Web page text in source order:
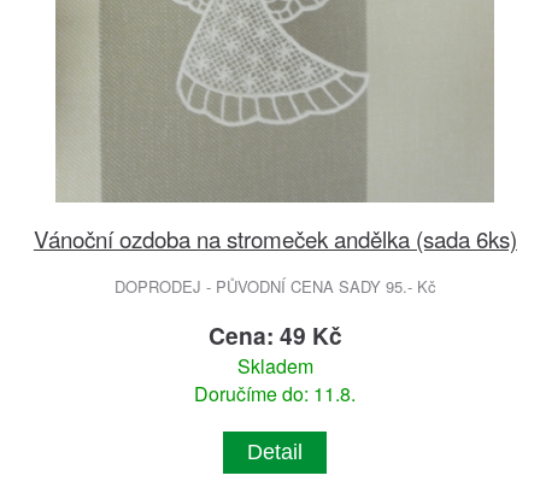
Vánoční ozdoba na stromeček andělka (sada 6ks)
DOPRODEJ - PŮVODNÍ CENA SADY 95.- Kč
Cena: 49 Kč
Skladem
Doručíme do: 11.8.
Detail